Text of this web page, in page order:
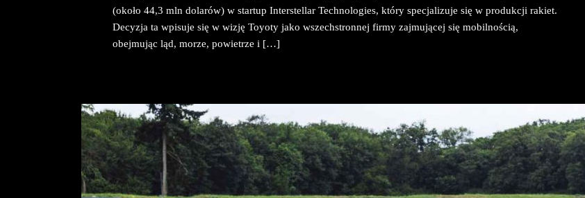
(około 44,3 mln dolarów) w startup Interstellar Technologies, który specjalizuje się w produkcji rakiet.
Decyzja ta wpisuje się w wizję Toyoty jako wszechstronnej firmy zajmującej się mobilnością,
obejmując ląd, morze, powietrze i […]